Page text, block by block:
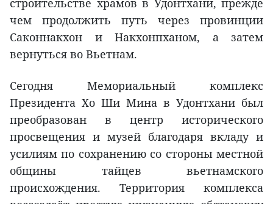
чем продолжить путь через провинции
Саконнакхон и Накхонпханом, а затем
вернуться во Вьетнам.
Сегодня Мемориальный комплекс
Президента Хо Ши Мина в Удонтхани был
преобразован в центр исторического
просвещения и музей благодаря вкладу и
усилиям по сохранению со стороны местной
общины тайцев вьетнамского
происхождения. Территория комплекса